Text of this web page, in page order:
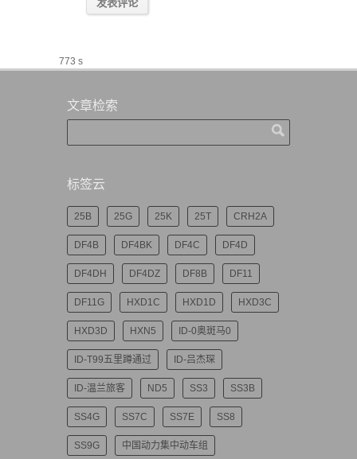
773 s
文章检索
标签云
25B 25G 25K 25T CRH2A
DF4B DF4BK DF4C DF4D
DF4DH DF4DZ DF8B DF11
DF11G HXD1C HXD1D HXD3C
HXD3D HXN5 ID-0奥斑马0
ID-T99五里蹲通过 ID-吕杰琛
ID-温兰旅客 ND5 SS3 SS3B
SS4G SS7C SS7E SS8
SS9G 中国动力集中动车组